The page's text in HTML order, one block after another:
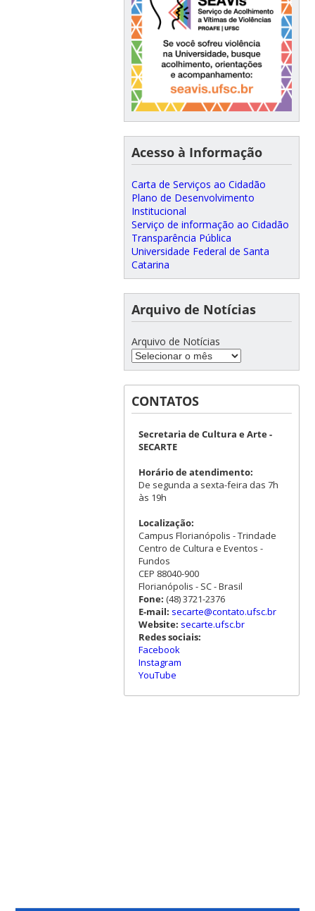
Acesso à Informação
Carta de Serviços ao Cidadão
Plano de Desenvolvimento
Institucional
Serviço de informação ao Cidadão
Transparência Pública
Universidade Federal de Santa
Catarina
Arquivo de Notícias
Arquivo de Notícias
CONTATOS
Secretaria de Cultura e Arte -
SECARTE
Horário de atendimento:
De segunda a sexta-feira das 7h
às 19h
Localização:
Campus Florianópolis - Trindade
Centro de Cultura e Eventos -
Fundos
CEP 88040-900
Florianópolis - SC - Brasil
Fone: (48) 3721-2376
E-mail: secarte@contato.ufsc.br
Website: secarte.ufsc.br
Redes sociais:
Facebook
Instagram
YouTube